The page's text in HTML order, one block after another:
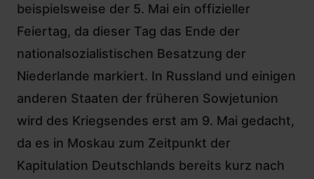
beispielsweise der 5. Mai ein offizieller
Feiertag, da dieser Tag das Ende der
nationalsozialistischen Besatzung der
Niederlande markiert. In Russland und einigen
anderen Staaten der früheren Sowjetunion
wird des Kriegsendes erst am 9. Mai gedacht,
da es in Moskau zum Zeitpunkt der
Kapitulation Deutschlands bereits kurz nach